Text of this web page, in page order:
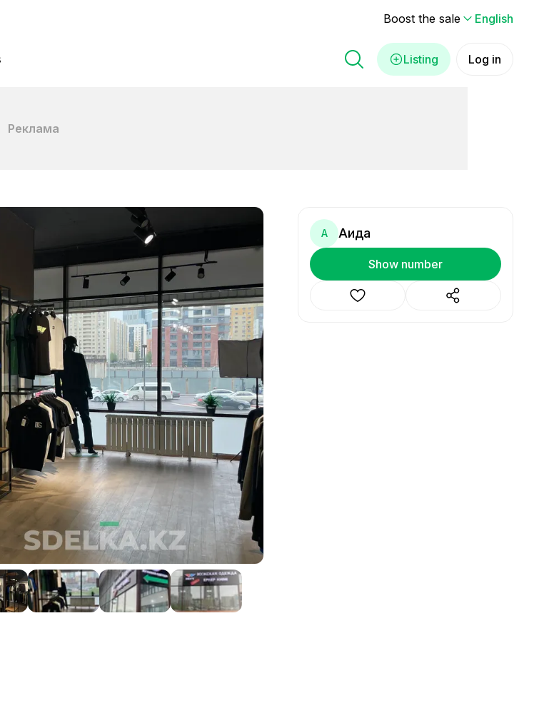
Boost the sale English
Listing Log in
Реклама
А Аида
Show number